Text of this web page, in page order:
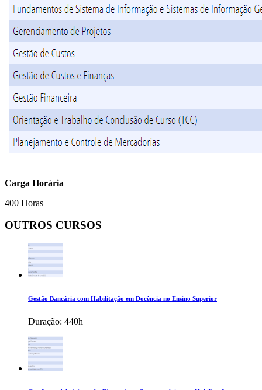
Carga Horária
400 Horas
OUTROS CURSOS
Gestão Bancária com Habilitação em Docência no Ensino Superior
Duração: 440h